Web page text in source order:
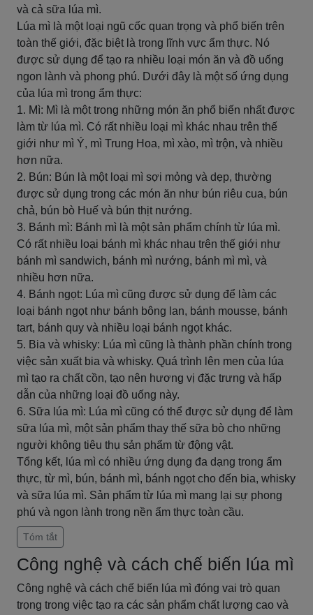
và cả sữa lúa mì.
Lúa mì là một loại ngũ cốc quan trọng và phổ biến trên
toàn thế giới, đặc biệt là trong lĩnh vực ẩm thực. Nó
được sử dụng để tạo ra nhiều loại món ăn và đồ uống
ngon lành và phong phú. Dưới đây là một số ứng dụng
của lúa mì trong ẩm thực:
1. Mì: Mì là một trong những món ăn phổ biến nhất được
làm từ lúa mì. Có rất nhiều loại mì khác nhau trên thế
giới như mì Ý, mì Trung Hoa, mì xào, mì trộn, và nhiều
hơn nữa.
2. Bún: Bún là một loại mì sợi mỏng và dẹp, thường
được sử dụng trong các món ăn như bún riêu cua, bún
chả, bún bò Huế và bún thịt nướng.
3. Bánh mì: Bánh mì là một sản phẩm chính từ lúa mì.
Có rất nhiều loại bánh mì khác nhau trên thế giới như
bánh mì sandwich, bánh mì nướng, bánh mì mì, và
nhiều hơn nữa.
4. Bánh ngọt: Lúa mì cũng được sử dụng để làm các
loại bánh ngọt như bánh bông lan, bánh mousse, bánh
tart, bánh quy và nhiều loại bánh ngọt khác.
5. Bia và whisky: Lúa mì cũng là thành phần chính trong
việc sản xuất bia và whisky. Quá trình lên men của lúa
mì tạo ra chất cồn, tạo nên hương vị đặc trưng và hấp
dẫn của những loại đồ uống này.
6. Sữa lúa mì: Lúa mì cũng có thể được sử dụng để làm
sữa lúa mì, một sản phẩm thay thế sữa bò cho những
người không tiêu thụ sản phẩm từ động vật.
Tổng kết, lúa mì có nhiều ứng dụng đa dạng trong ẩm
thực, từ mì, bún, bánh mì, bánh ngọt cho đến bia, whisky
và sữa lúa mì. Sản phẩm từ lúa mì mang lại sự phong
phú và ngon lành trong nền ẩm thực toàn cầu.
Tóm tắt
Công nghệ và cách chế biến lúa mì
Công nghệ và cách chế biến lúa mì đóng vai trò quan
trọng trong việc tạo ra các sản phẩm chất lượng cao và